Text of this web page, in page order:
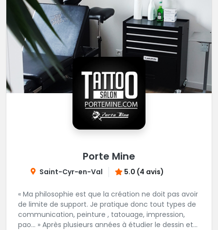
Porte Mine
Saint-Cyr-en-Val 5.0 (4 avis)
« Ma philosophie est que la création ne doit pas avoir
de limite de support. Je pratique donc tout types de
communication, peinture , tatouage, impression,
pao… » Après plusieurs années à étudier le dessin et